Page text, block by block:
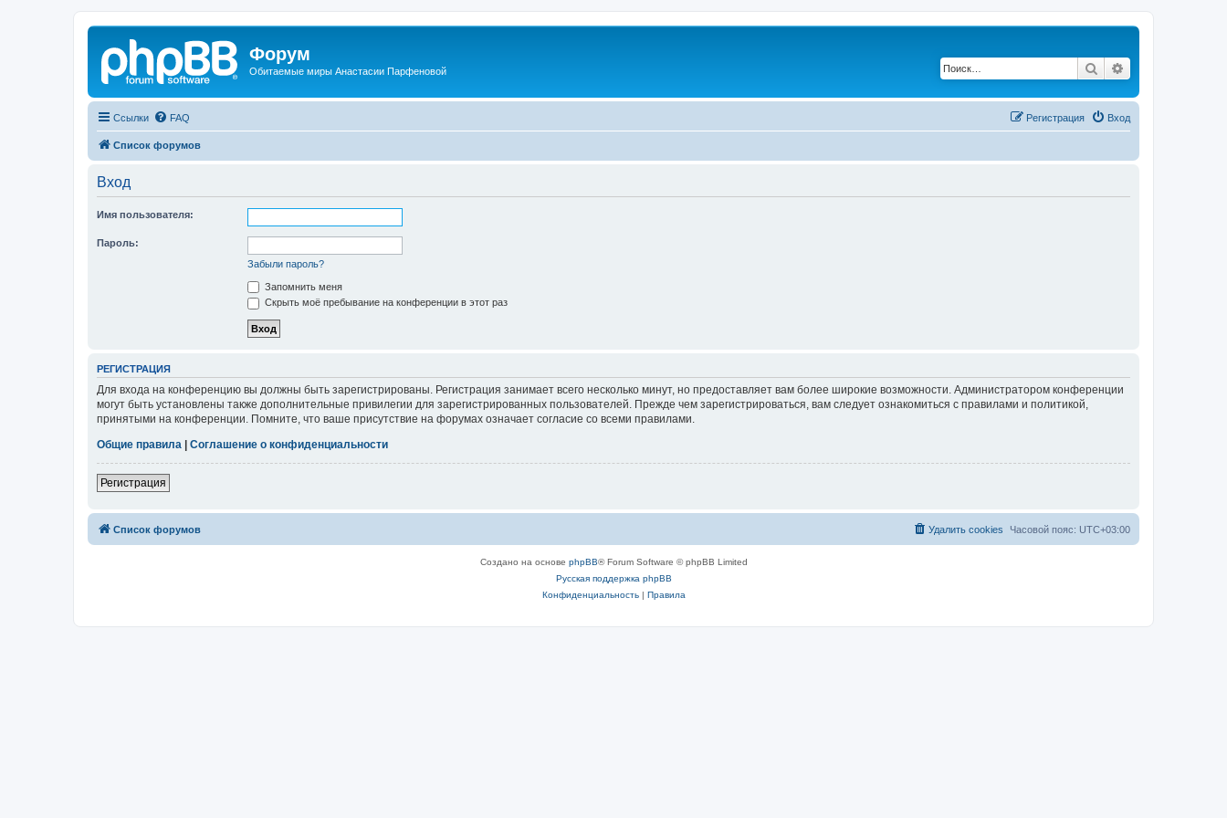
Форум
Обитаемые миры Анастасии Парфеновой Поиск
Ссылки FAQ Вход
Регистрация
Список форумов
Вход
Имя пользователя:
Пароль:
Забыли пароль?
Запомнить меня
Скрыть моё пребывание на конференции в этот раз
РЕГИСТРАЦИЯ
Для входа на конференцию вы должны быть зарегистрированы. Регистрация занимает всего несколько минут, но предоставляет вам более широкие возможности. Администратором конференции
могут быть установлены также дополнительные привилегии для зарегистрированных пользователей. Прежде чем зарегистрироваться, вам следует ознакомиться с правилами и политикой,
принятыми на конференции. Помните, что ваше присутствие на форумах означает согласие со всеми правилами.
Общие правила
Соглашение о конфиденциальности
Регистрация
Список форумов Часовой пояс: UTC+03:00
Удалить cookies
Создано на основе phpBB® Forum Software © phpBB Limited
Русская поддержка phpBB
Конфиденциальность| Правила